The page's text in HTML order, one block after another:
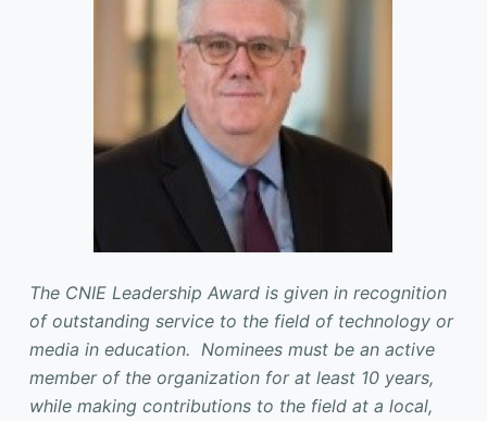
The CNIE Leadership Award is given in recognition
of outstanding service to the field of technology or
media in education. Nominees must be an active
member of the organization for at least 10 years,
while making contributions to the field at a local,